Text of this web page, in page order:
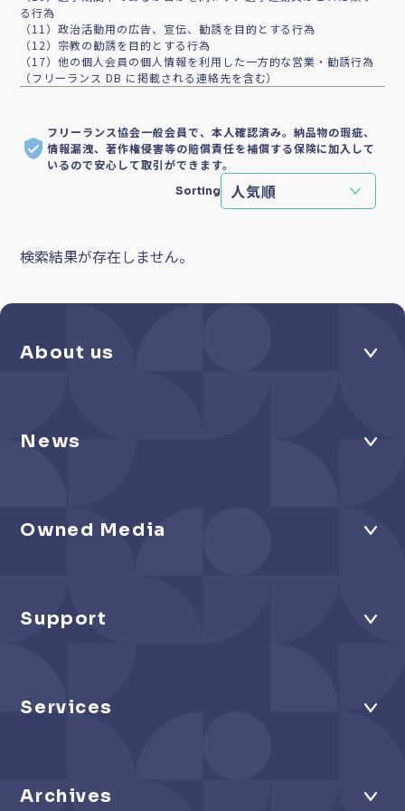
る行為
（11）政治活動用の広告、宣伝、勧誘を目的とする行為
（12）宗教の勧誘を目的とする行為
（17）他の個人会員の個人情報を利用した一方的な営業・勧誘行為
（フリーランス DB に掲載される連絡先を含む）
フリーランス協会一般会員で、本人確認済み。納品物の瑕疵、
情報漏洩、著作権侵害等の賠償責任を補償する保険に加入して
いるので安心して取引ができます。
Sorting
検索結果が存在しません。
About us
News
Owned Media
Support
Services
Archives